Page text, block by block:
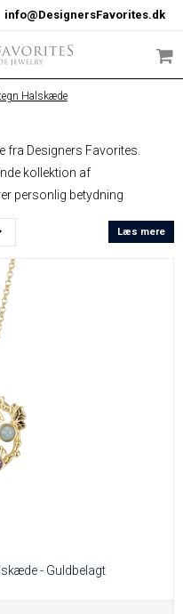
info@DesignersFavorites.dk
Halskæde
fra Designers Favorites.
kollektion af
personlig betydning
halskæder er skabt
og tilføje et strejf af
med henblik på at
dets karakteristika.
og
præcision for at skabe
personlighed og
Læs mere
- Guldbelagt